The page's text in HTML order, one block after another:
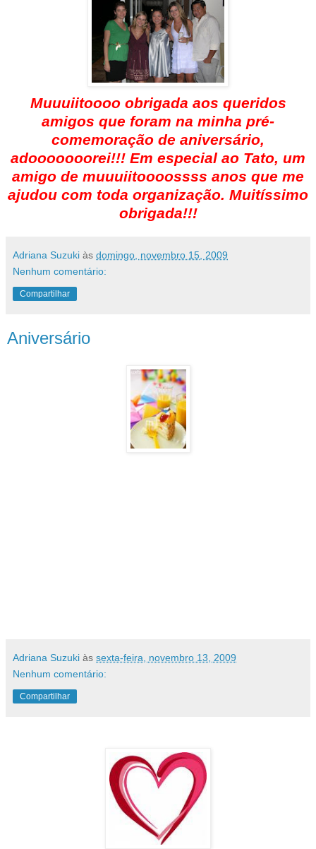
Muuuiitoooo obrigada aos queridos
amigos que foram na minha pré-
comemoração de aniversário,
adooooooorei!!! Em especial ao Tato, um
amigo de muuuiitoooossss anos que me
ajudou com toda organização. Muitíssimo
obrigada!!!
Adriana Suzuki às domingo, novembro 15, 2009
Nenhum comentário:
Compartilhar
Aniversário
Adriana Suzuki às sexta-feira, novembro 13, 2009
Nenhum comentário:
Compartilhar